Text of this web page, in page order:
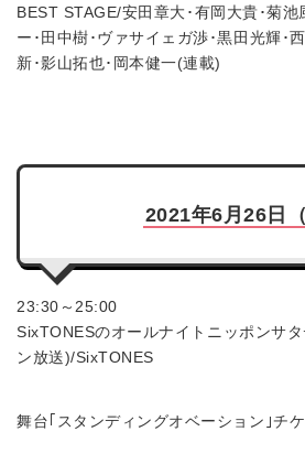
BEST STAGE/安田章大･有岡大貴･菊池
ー･田中樹･ヴァサイェガ渉･黒田光輝･
新･影山拓也･岡本健一(連載)
2021年6月26日（
23:30～25:00
SixTONESのオールナイトニッポンサ
ン放送)/SixTONES
舞台｢スタンディングオベーション｣チ